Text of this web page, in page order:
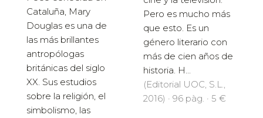
Cataluña, Mary
Douglas es una de
las más brillantes
antropólogas
británicas del siglo
XX. Sus estudios
sobre la religión, el
simbolismo, las
Pero es mucho más
que esto. Es un
género literario con
más de cien años de
historia. H...
(Editorial UOC, S.L.,
2016) · 96 pàg. · 5 €